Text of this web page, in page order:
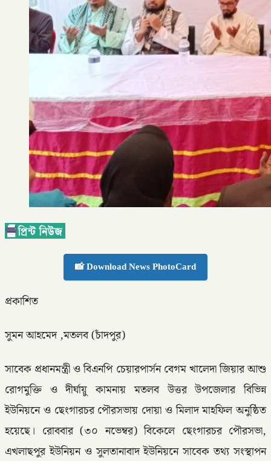
📸 Download News PhotoCard
প্রকাশিত
সুমন আহমেদ ,মতলব (চাঁদপুর)
সাবেক প্রধানমন্ত্রী ও বিএনপি চেয়ারপার্সন বেগম খালেদা জিয়ার আশু
রোগমুক্তি ও দীর্ঘায়ু কামনায় মতলব উত্তর উপজেলার বিভিন্ন
ইউনিয়নে ও ছেংগারচর পৌরসভায় দোয়া ও মিলাদ মাহফিল অনুষ্ঠিত
হয়েছে। রোববার (৩০ নভেম্বর) বিকেলে ছেংগারচর পৌরসভা,
এখলাছপুর ইউনিয়ন ও সুলতানাবাদ ইউনিয়নে সাবেক তথ্য সংস্থাপন